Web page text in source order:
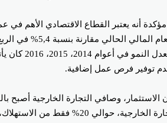
أنه يعتبر القطاع الاقتصادي الأهم
المستدامة مشيرة إلى
توفير فرص عمل إضافية.
في معدل النمو من مكون الاستثمار، وصافي